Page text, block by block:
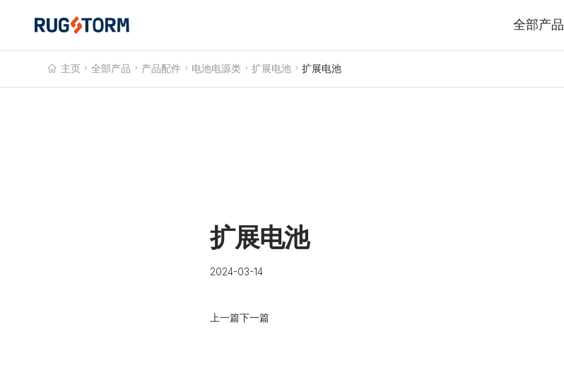
全部产品
主页 全部产品  产品配件  电池电源类 扩展电池 扩展电池
扩展电池
2024-03-14
上一篇下一篇